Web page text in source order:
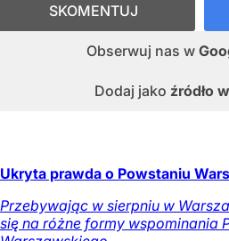
Obserwuj nas w
Dodaj jako źródło
SKOMENTUJ
Ukryta prawda o Powstaniu
Przebywając w sierpniu w
się na różne formy wspominania